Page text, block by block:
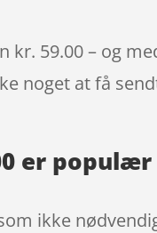
kr. 59.00 – og
noget at få
er
ikke